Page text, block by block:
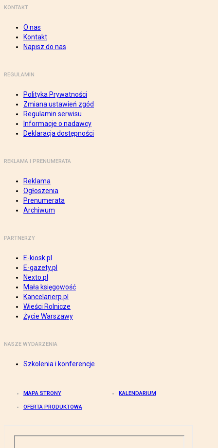
KONTAKT
O nas
Kontakt
Napisz do nas
REGULAMIN
Polityka Prywatności
Zmiana ustawień zgód
Regulamin serwisu
Informacje o nadawcy
Deklaracja dostępności
REKLAMA I PRENUMERATA
Reklama
Ogłoszenia
Prenumerata
Archiwum
PARTNERZY
E-kiosk.pl
E-gazety.pl
Nexto.pl
Mała księgowość
Kancelarierp.pl
Wieści Rolnicze
Życie Warszawy
NASZE WYDARZENIA
Szkolenia i konferencje
MAPA STRONY KALENDARIUM
OFERTA PRODUKTOWA